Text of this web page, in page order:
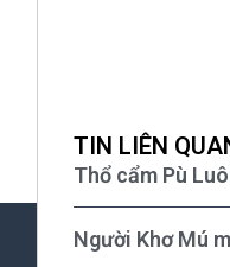
TIN LIÊN
Thổ cẩm Pù
Người Khơ Mú